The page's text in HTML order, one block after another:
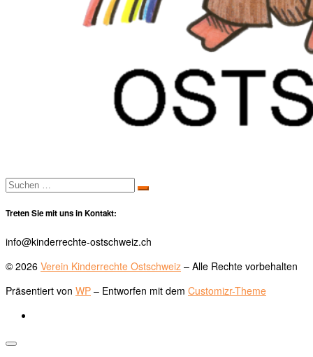
Suche
Suchen …
Treten Sie mit uns in Kontakt:
info@kinderrechte-ostschweiz.ch
© 2026 Verein Kinderrechte Ostschweiz – Alle Rechte vorbehalten
Präsentiert von WP – Entworfen mit dem Customizr-Theme